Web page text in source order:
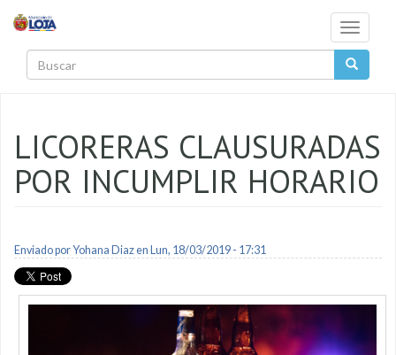
Toggle
LICORERAS CLAUSURADAS
POR INCUMPLIR HORARIO
Enviado porYohana Diazen Lun, 18/03/2019 - 17:31